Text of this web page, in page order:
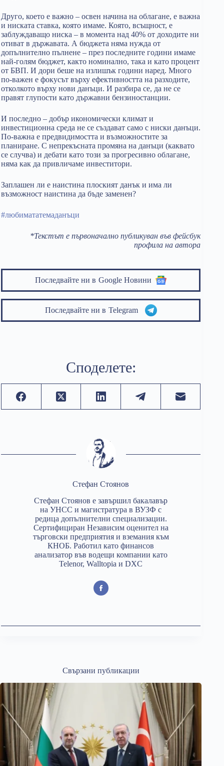
Друго, което е важно – освен начина на облагане, е важна
и ниската ставка, която имаме. Която, всъщност, е
заблуждаващо ниска – в момента над 40% от доходите ни
отиват в държавата. А бюджета няма нужда от
допълнително пълнене – през последните години имаме
най-голям бюджет, както номинално, така и като процент
от БВП. И дори беше на излишък години наред. Много
по-важен е фокусът върху ефективността на разходите,
отколкото върху нови данъци. И разбира се, да не се
правят глупости като държавни бензиностанции.
И последно – добър икономически климат и
инвестиционна среда не се създават само с ниски данъци.
По-важна е предвидимостта и възможностите за
планиране. С непрекъсната промяна на данъци (каквато
се случва) и дебати като този за прогресивно облагане,
няма как да привличаме инвеститори.
Заплашен ли е наистина плоският данък и има ли
възможност наистина да бъде заменен?
#любимататемаданъци
*Текстът е първоначално публикуван във фейсбук
профила на автора
Последвайте ни в Google Новини
Последвайте ни в Telegram
Споделете:
Стефан Стоянов
Стефан Стоянов е завършил бакалавър
на УНСС и магистратура в ВУЗФ с
редица допълнителни специализации.
Сертифициран Независим оценител на
търговски предприятия и вземания към
КНОБ. Работил като финансов
анализатор във водещи компании като
Telenor, Walltopia и DXC
Свързани публикации